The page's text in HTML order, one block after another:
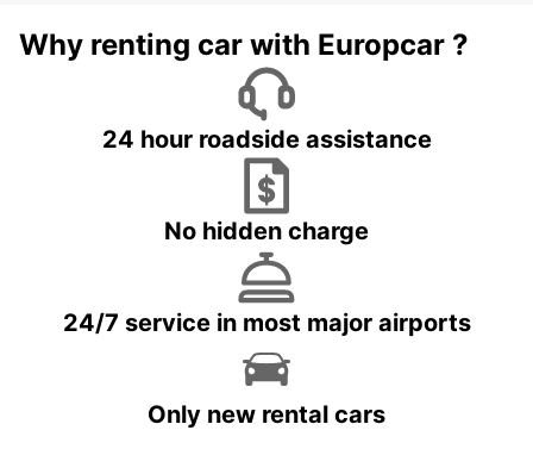
Why renting car with Europcar ?
24 hour roadside assistance
No hidden charge
24/7 service in most major airports
Only new rental cars